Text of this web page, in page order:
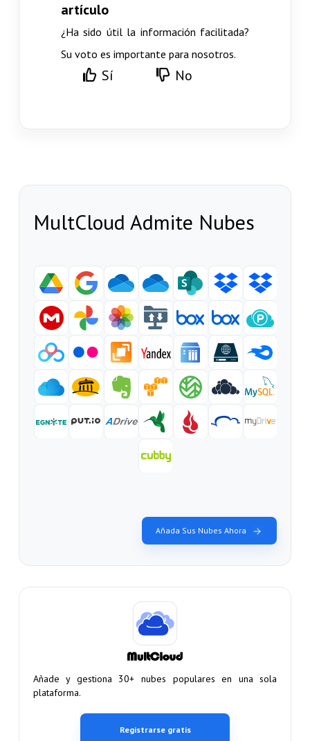
artículo
¿Ha sido útil la información facilitada?
Su voto es importante para nosotros.
Sí No
MultCloud Admite Nubes
Añada Sus Nubes Ahora
Añade y gestiona 30+ nubes populares en una sola
plataforma.
Registrarse gratis